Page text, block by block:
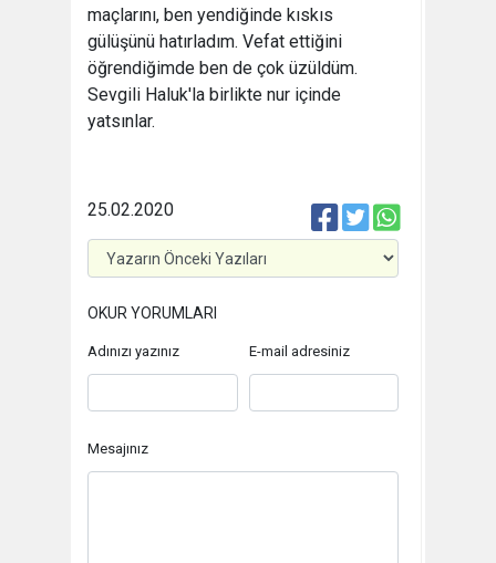
maçlarını, ben yendiğinde kıskıs
gülüşünü hatırladım. Vefat ettiğini
öğrendiğimde ben de çok üzüldüm.
Sevgili Haluk'la birlikte nur içinde
yatsınlar.
25.02.2020
OKUR YORUMLARI
Adınızı yazınız E-mail adresiniz
Mesajınız